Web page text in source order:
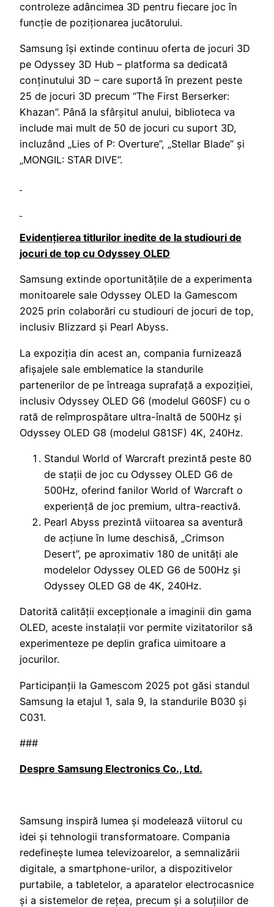
controleze adâncimea 3D pentru fiecare joc în
funcție de poziționarea jucătorului.
Samsung își extinde continuu oferta de jocuri 3D
pe Odyssey 3D Hub – platforma sa dedicată
conținutului 3D – care suportă în prezent peste
25 de jocuri 3D precum “The First Berserker:
Khazan”. Până la sfârșitul anului, biblioteca va
include mai mult de 50 de jocuri cu suport 3D,
incluzând „Lies of P: Overture”, „Stellar Blade” și
„MONGIL: STAR DIVE”.
Evidențierea titlurilor inedite de la studiouri de
jocuri de top cu Odyssey OLED
Samsung extinde oportunitățile de a experimenta
monitoarele sale Odyssey OLED la Gamescom
2025 prin colaborări cu studiouri de jocuri de top,
inclusiv Blizzard și Pearl Abyss.
La expoziția din acest an, compania furnizează
afișajele sale emblematice la standurile
partenerilor de pe întreaga suprafață a expoziției,
inclusiv Odyssey OLED G6 (modelul G60SF) cu o
rată de reîmprospătare ultra-înaltă de 500Hz și
Odyssey OLED G8 (modelul G81SF) 4K, 240Hz.
Standul World of Warcraft prezintă peste 80
de stații de joc cu Odyssey OLED G6 de
500Hz, oferind fanilor World of Warcraft o
experiență de joc premium, ultra-reactivă.
Pearl Abyss prezintă viitoarea sa aventură
de acțiune în lume deschisă, „Crimson
Desert”, pe aproximativ 180 de unități ale
modelelor Odyssey OLED G6 de 500Hz și
Odyssey OLED G8 de 4K, 240Hz.
Datorită calității excepționale a imaginii din gama
OLED, aceste instalații vor permite vizitatorilor să
experimenteze pe deplin grafica uimitoare a
jocurilor.
Participanții la Gamescom 2025 pot găsi standul
Samsung la etajul 1, sala 9, la standurile B030 și
C031.
###
Despre Samsung Electronics Co., Ltd.
Samsung inspiră lumea și modelează viitorul cu
idei și tehnologii transformatoare. Compania
redefinește lumea televizoarelor, a semnalizării
digitale, a smartphone-urilor, a dispozitivelor
purtabile, a tabletelor, a aparatelor electrocasnice
și a sistemelor de rețea, precum și a soluțiilor de